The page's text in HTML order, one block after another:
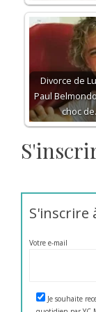
Divorce de
Paul
choc
S'inscrire
Votre e-mail
Je souhaite